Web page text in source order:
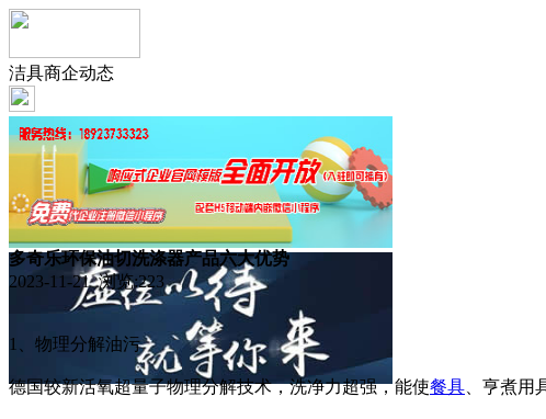
洁具商企动态
多奇乐环保油切洗涤器产品六大优势
2023-11-21 浏览:223
1、物理分解油污
德国较新活氧超量子物理分解技术，洗净力超强，能使餐具 、亨煮用